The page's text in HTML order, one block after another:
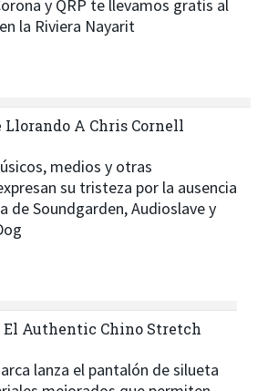
y QRP te llevamos gratis al
la Riviera Nayarit
Llorando A Chris Cornell
medios y otras
su tristeza por la ausencia
de Soundgarden, Audioslave y
Authentic Chino Stretch
lanza el pantalón de silueta